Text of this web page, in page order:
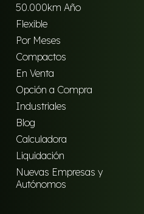
50.000km Año
Flexible
Por Meses
Compactos
En Venta
Opción a Compra
Industriales
Blog
Calculadora
Liquidación
Nuevas Empresas y
Autónomos